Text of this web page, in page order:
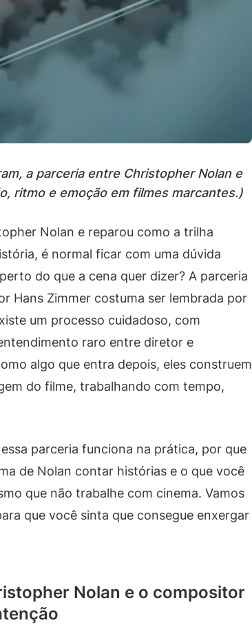
a parceria entre Christopher Nolan e
ritmo e emoção em filmes marcantes.)
Nolan e reparou como a trilha
é normal ficar com uma dúvida
do que a cena quer dizer? A parceria
Hans Zimmer costuma ser lembrada por
um processo cuidadoso, com
raro entre diretor e
algo que entra depois, eles construem
do filme, trabalhando com tempo,
parceria funciona na prática, por que
de Nolan contar histórias e o que você
que não trabalhe com cinema. Vamos
que você sinta que consegue enxergar
Nolan e o compositor